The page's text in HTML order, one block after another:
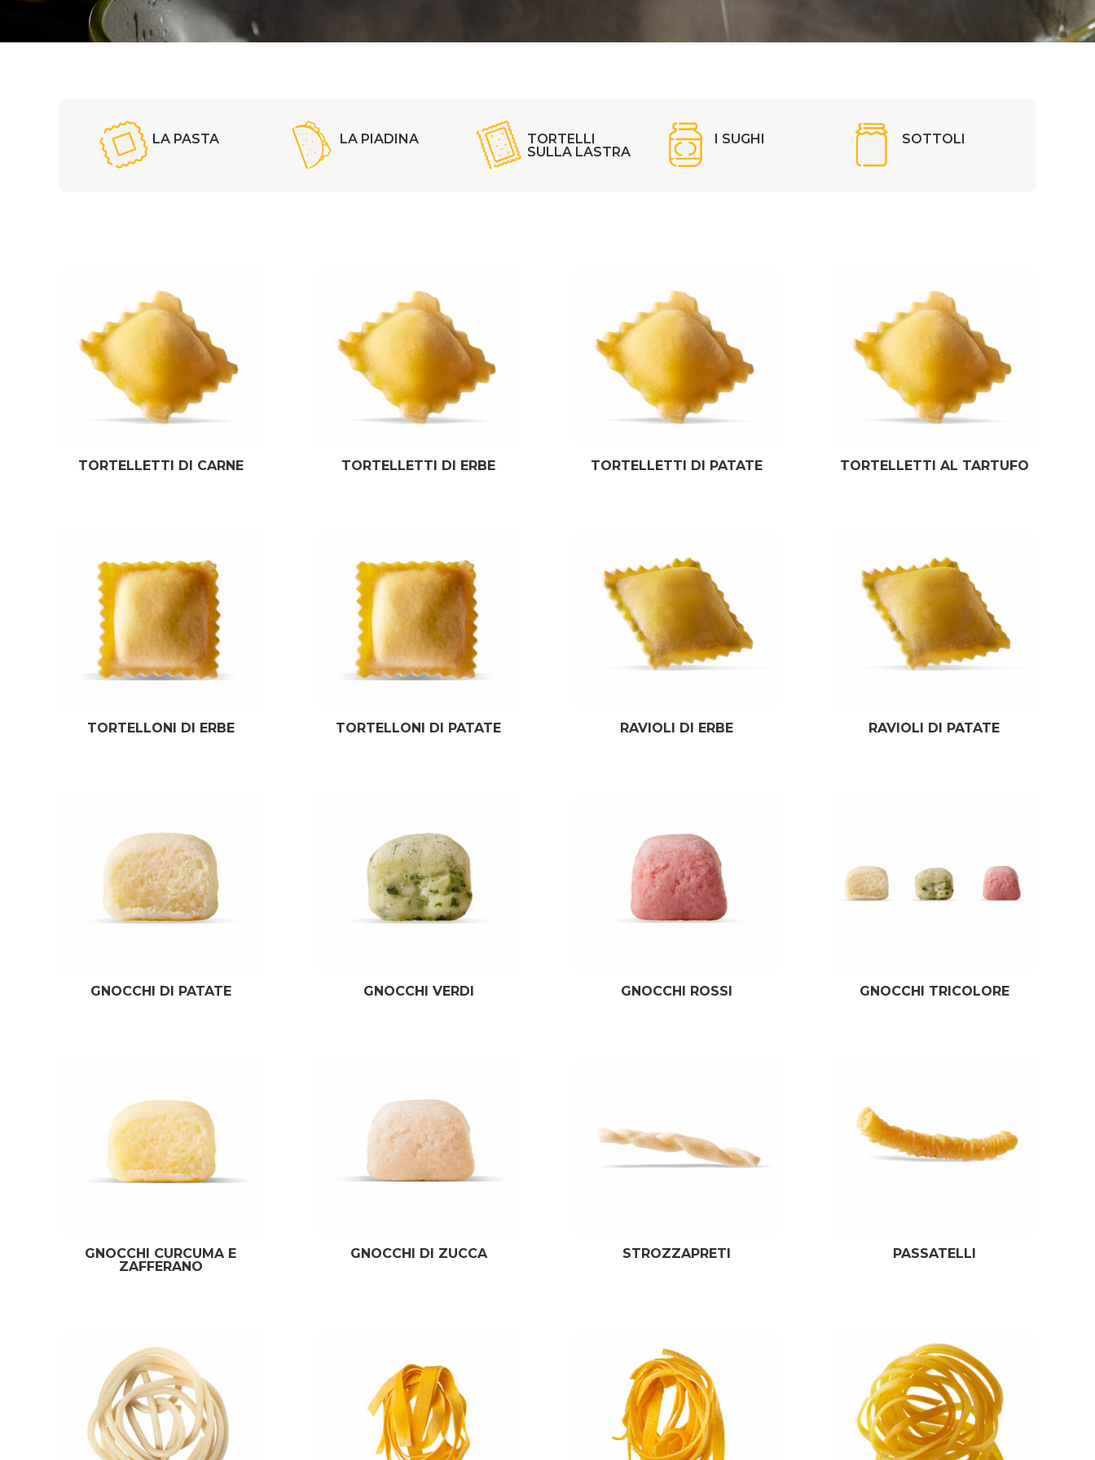
LA PASTA LA PIADINA
TORTELLI
SULLA LASTRA
I SUGHI SOTTOLI
TORTELLETTI DI CARNE TORTELLETTI DI ERBE TORTELLETTI DI PATATE TORTELLETTI AL TARTUFO
TORTELLONI DI ERBE TORTELLONI DI PATATE RAVIOLI DI ERBE RAVIOLI DI PATATE
GNOCCHI DI PATATE GNOCCHI VERDI GNOCCHI ROSSI GNOCCHI TRICOLORE
GNOCCHI CURCUMA E
ZAFFERANO
GNOCCHI DI ZUCCA STROZZAPRETI PASSATELLI